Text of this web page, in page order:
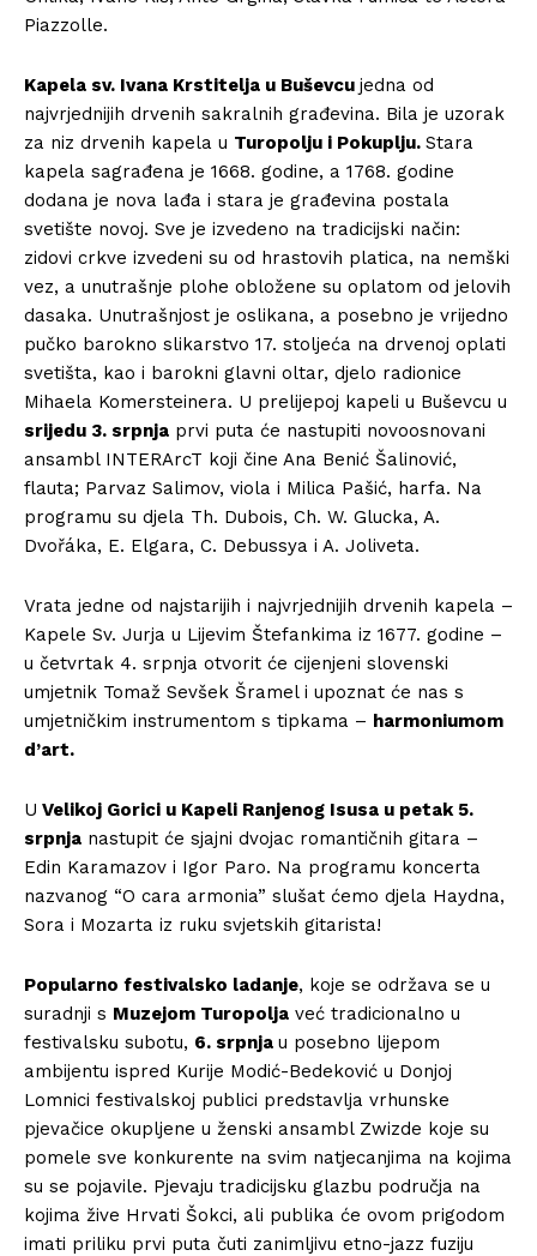
Piazzolle.
Kapela sv. Ivana Krstitelja u Buševcu jedna od
najvrjednijih drvenih sakralnih građevina. Bila je uzorak
za niz drvenih kapela u Turopolju i Pokuplju. Stara
kapela sagrađena je 1668. godine, a 1768. godine
dodana je nova lađa i stara je građevina postala
svetište novoj. Sve je izvedeno na tradicijski način:
zidovi crkve izvedeni su od hrastovih platica, na nemški
vez, a unutrašnje plohe obložene su oplatom od jelovih
dasaka. Unutrašnjost je oslikana, a posebno je vrijedno
pučko barokno slikarstvo 17. stoljeća na drvenoj oplati
svetišta, kao i barokni glavni oltar, djelo radionice
Mihaela Komersteinera. U prelijepoj kapeli u Buševcu u
srijedu 3. srpnja prvi puta će nastupiti novoosnovani
ansambl INTERArcT koji čine Ana Benić Šalinović,
flauta; Parvaz Salimov, viola i Milica Pašić, harfa. Na
programu su djela Th. Dubois, Ch. W. Glucka, A.
Dvořáka, E. Elgara, C. Debussya i A. Joliveta.
Vrata jedne od najstarijih i najvrjednijih drvenih kapela –
Kapele Sv. Jurja u Lijevim Štefankima iz 1677. godine –
u četvrtak 4. srpnja otvorit će cijenjeni slovenski
umjetnik Tomaž Sevšek Šramel i upoznat će nas s
umjetničkim instrumentom s tipkama – harmoniumom
d’art.
U Velikoj Gorici u Kapeli Ranjenog Isusa u petak 5.
srpnja nastupit će sjajni dvojac romantičnih gitara –
Edin Karamazov i Igor Paro. Na programu koncerta
nazvanog “O cara armonia” slušat ćemo djela Haydna,
Sora i Mozarta iz ruku svjetskih gitarista!
Popularno festivalsko ladanje, koje se održava se u
suradnji s Muzejom Turopolja već tradicionalno u
festivalsku subotu, 6. srpnja u posebno lijepom
ambijentu ispred Kurije Modić-Bedeković u Donjoj
Lomnici festivalskoj publici predstavlja vrhunske
pjevačice okupljene u ženski ansambl Zwizde koje su
pomele sve konkurente na svim natjecanjima na kojima
su se pojavile. Pjevaju tradicijsku glazbu područja na
kojima žive Hrvati Šokci, ali publika će ovom prigodom
imati priliku prvi puta čuti zanimljivu etno-jazz fuziju